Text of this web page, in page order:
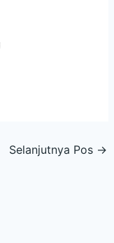
Selanjutnya Pos →